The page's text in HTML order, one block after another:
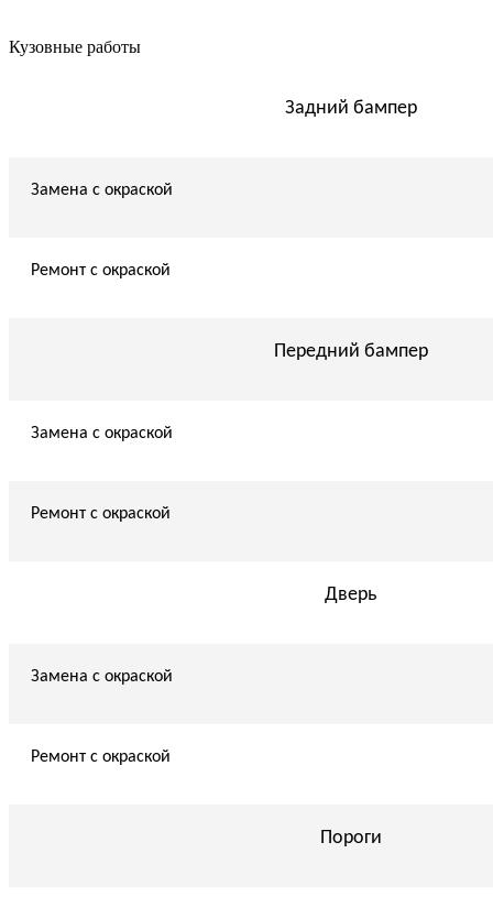
Кузовные работы
Задний бампер
Замена с окраской
Ремонт с окраской
Передний бампер
Замена с окраской
Ремонт с окраской
Дверь
Замена с окраской
Ремонт с окраской
Пороги